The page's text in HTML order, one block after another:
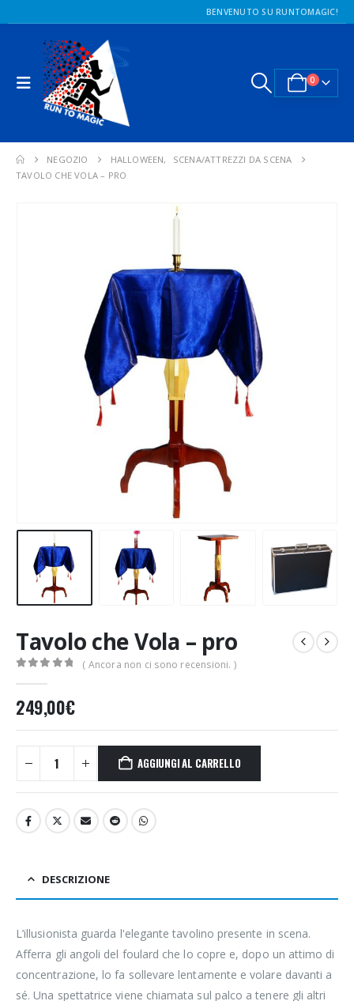
BENVENUTO SU RUNTOMAGIC!
0
NEGOZIO HALLOWEEN,
SCENA/ATTREZZI DA SCENA
TAVOLO CHE VOLA – PRO
Tavolo che Vola – pro
( Ancora non ci sono recensioni. )
249,00€
AGGIUNGI AL CARRELLO
DESCRIZIONE
L’illusionista guarda l'elegante tavolino presente in scena.
Afferra gli angoli del foulard che lo copre e, dopo un attimo di
concentrazione, lo fa sollevare lentamente e volare davanti a
sé. Una spettatrice viene chiamata sul palco a tenere gli altri